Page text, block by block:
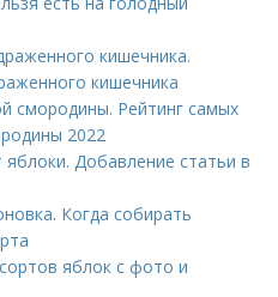
кишечника.
кишечника
смородины. Рейтинг самых
2022
Добавление статьи в
Когда собирать
яблок с фото и